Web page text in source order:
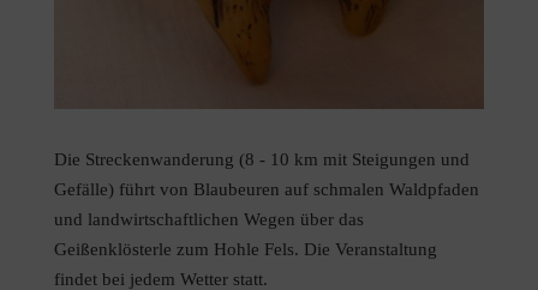
Die Streckenwanderung (8 - 10 km mit Steigungen und
Gefälle) führt von Blaubeuren auf schmalen Waldpfaden
und landwirtschaftlichen Wegen über das
Geißenklösterle zum Hohle Fels. Die Veranstaltung
findet bei jedem Wetter statt.